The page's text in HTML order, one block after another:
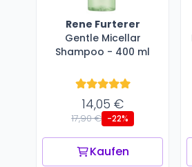
Rene Furterer
Gentle Micellar
Shampoo - 400 ml
14,05 €
17,90 € -22%
Kaufen